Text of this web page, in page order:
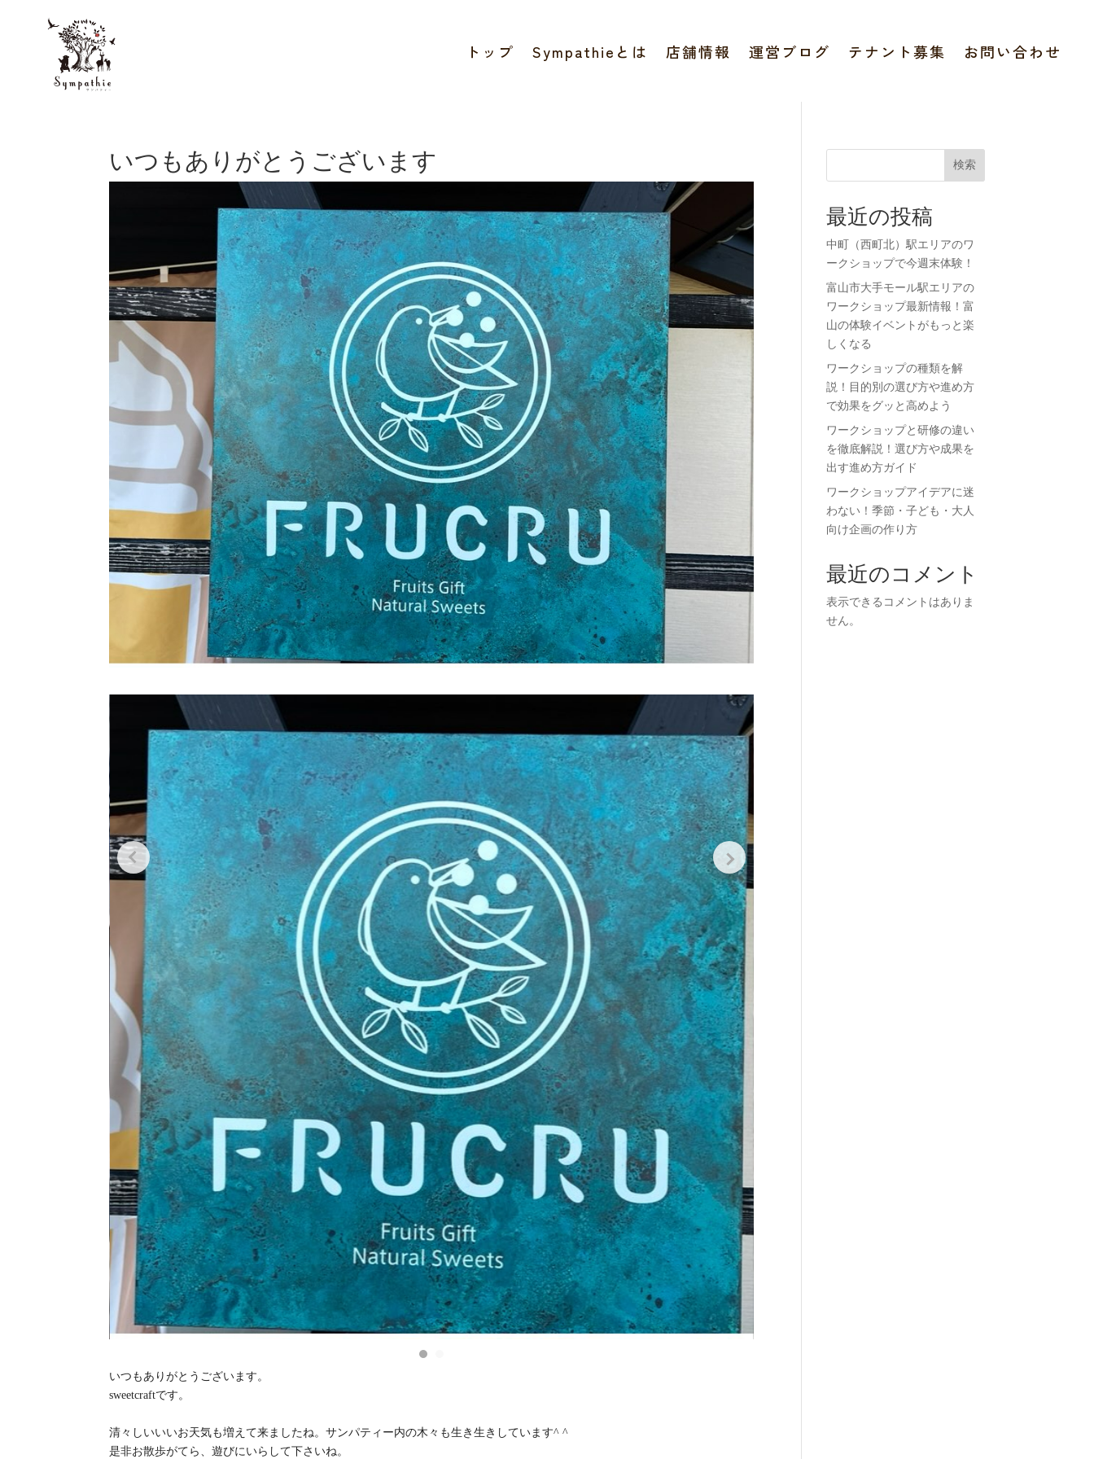
トップ Sympathieとは 店舗情報 運営ブログ テナント募集 お問い合わせ
いつもありがとうございます
いつもありがとうございます。
sweetcraftです。
清々しいいいお天気も増えて来ましたね。サンパティー内の木々も生き生きしています^ ^
是非お散歩がてら、遊びにいらして下さいね。
検索
最近の投稿
中町（西町北）駅エリアのワ
ークショップで今週末体験！
富山市大手モール駅エリアの
ワークショップ最新情報！富
山の体験イベントがもっと楽
しくなる
ワークショップの種類を解
説！目的別の選び方や進め方
で効果をグッと高めよう
ワークショップと研修の違い
を徹底解説！選び方や成果を
出す進め方ガイド
ワークショップアイデアに迷
わない！季節・子ども・大人
向け企画の作り方
最近のコメント
表示できるコメントはありま
せん。